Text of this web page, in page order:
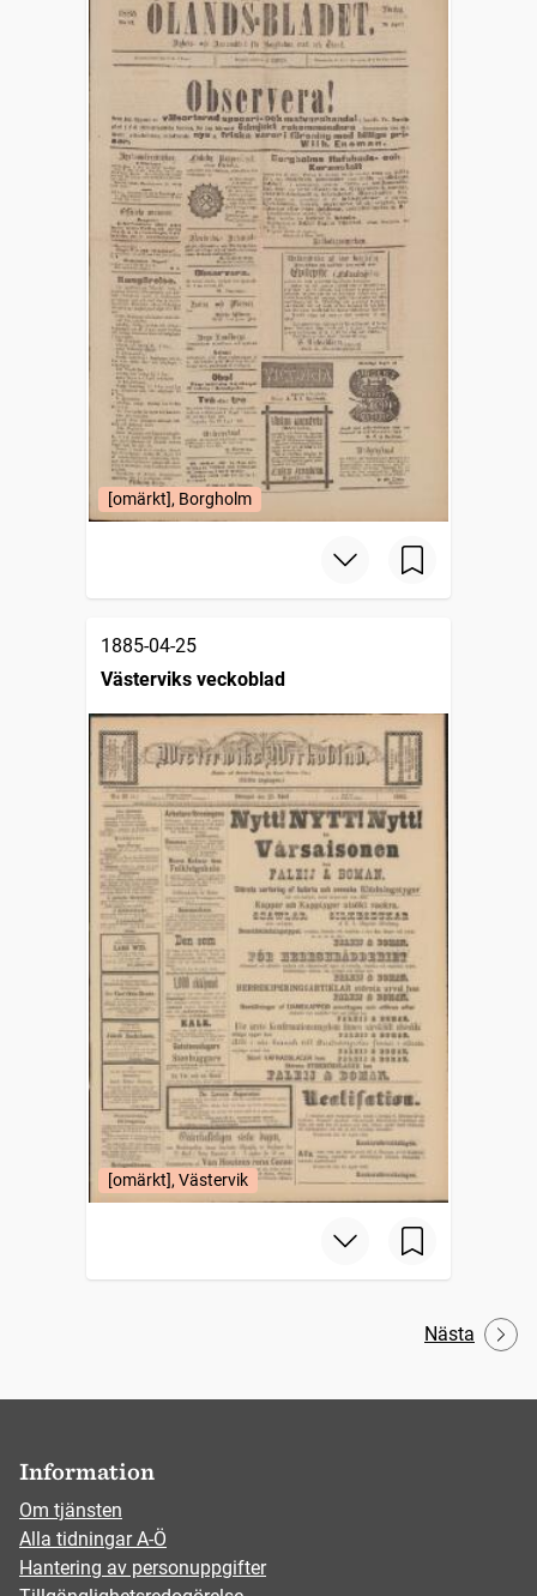
[omärkt], Borgholm
1885-04-25
Västerviks veckoblad
[omärkt], Västervik
Nästa
Information
Om tjänsten
Alla tidningar A-Ö
Hantering av personuppgifter